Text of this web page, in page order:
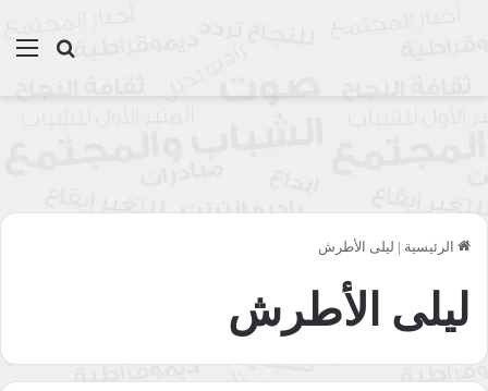
بحث
الرئيسية | ليلى الأطرش
ليلى الأطرش